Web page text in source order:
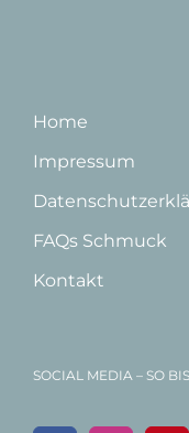
Home
Impressum
FAQs Schmuck
Kontakt
SOCIAL MEDIA – SO